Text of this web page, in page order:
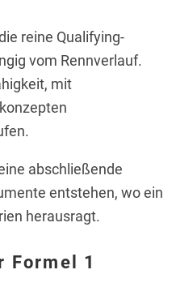
reine Qualifying-
vom Rennverlauf.
mit
abschließende
entstehen, wo ein
herausragt.
Formel 1